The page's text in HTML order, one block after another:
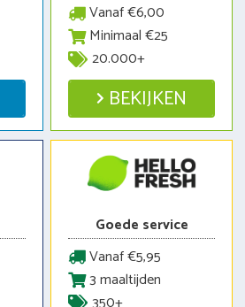
Vanaf €6,00
Minimaal €25
20.000+
BEKIJKEN
Goede service
Vanaf €5,95
3 maaltijden